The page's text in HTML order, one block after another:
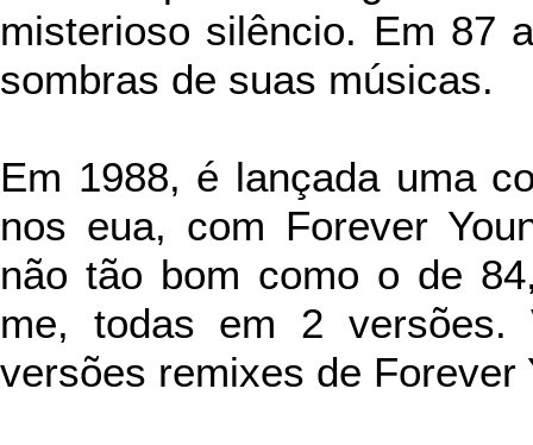
misterioso silêncio. Em 87
sombras de suas músicas.
Em 1988, é lançada uma
nos eua, com Forever
não tão bom como o de
me, todas em 2 versões.
versões remixes de Forever